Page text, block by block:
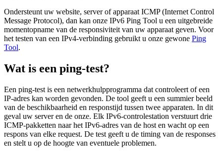
Ondersteunt uw website, server of apparaat ICMP (Internet Control
Message Protocol), dan kan onze IPv6 Ping Tool u een uitgebreide
momentopname van de responsiviteit van uw apparaat geven. Voor
het testen van een IPv4-verbinding gebruikt u onze gewone Ping
Tool.
Wat is een ping-test?
Een ping-test is een netwerkhulpprogramma dat controleert of een
IP-adres kan worden gevonden. De tool geeft u een summier beeld
van de beschikbaarheid en responstijd tussen twee apparaten. In dit
geval uw server en de onze. Elk IPv6-controlestation verstuurt drie
ICMP-pakketten naar het IPv6-adres van de host en wacht op een
respons van elke request. De test geeft u de timing van de responses
en stelt u op de hoogte van eventuele problemen.